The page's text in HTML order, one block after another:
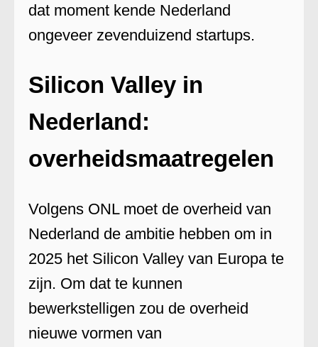
dat moment kende Nederland
ongeveer zevenduizend startups.
Silicon Valley in
Nederland:
overheidsmaatregelen
Volgens ONL moet de overheid van
Nederland de ambitie hebben om in
2025 het Silicon Valley van Europa te
zijn. Om dat te kunnen
bewerkstelligen zou de overheid
nieuwe vormen van